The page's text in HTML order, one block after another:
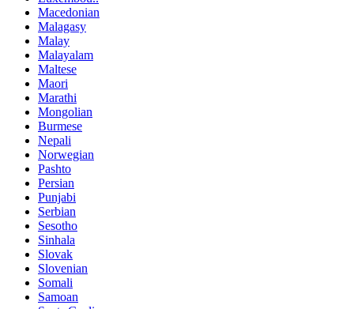
Macedonian
Malagasy
Malay
Malayalam
Maltese
Maori
Marathi
Mongolian
Burmese
Nepali
Norwegian
Pashto
Persian
Punjabi
Serbian
Sesotho
Sinhala
Slovak
Slovenian
Somali
Samoan